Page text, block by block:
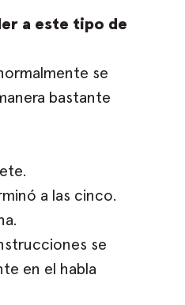
a este tipo de
se
bastante
a las cinco.
se
en el habla